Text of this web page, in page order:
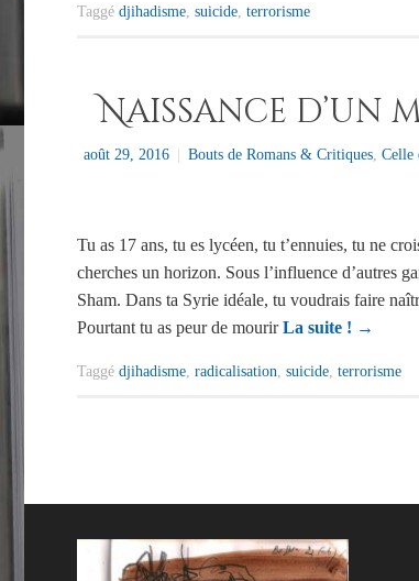
Taggé djihadisme suicide terrorisme
Naissance d’un
août 29, 2016 | Bouts de Romans & Critiques Celle
Tu as 17 ans, tu es lycéen, tu t’ennuies, tu ne
cherches un horizon. Sous l’influence d’autres
Sham. Dans ta Syrie idéale, tu voudrais faire
Pourtant tu as peur de mourirLa suite ! →
Taggé djihadisme radicalisation suicide terrorisme